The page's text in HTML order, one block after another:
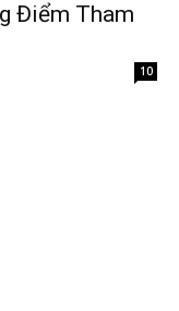
Điểm Tham
10